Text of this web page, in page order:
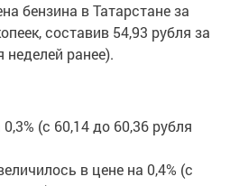
бензина в Татарстане за
составив 54,93 рубля за
неделей ранее).
(с 60,14 до 60,36 рубля
в цене на 0,4% (с